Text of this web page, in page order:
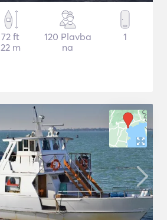
72 ft
22 m
120 Plavba
na
1